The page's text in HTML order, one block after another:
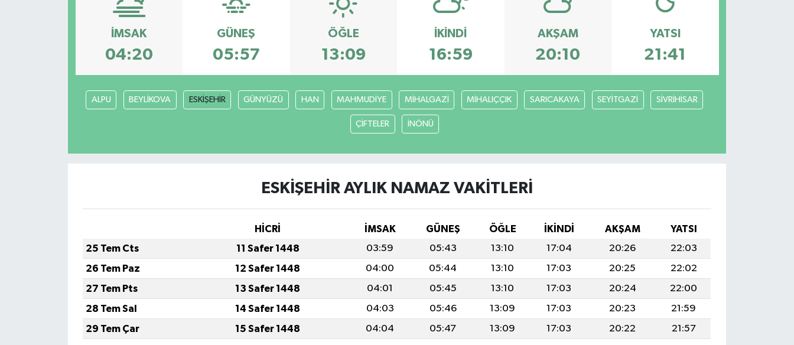
İMSAK
04:20
GÜNEŞ
05:57
ÖĞLE
13:09
İKINDI
16:59
AKŞAM
20:10
YATSI
21:41
ALPU BEYLİKOVA ESKİŞEHİR GÜNYÜZÜ HAN MAHMUDİYE MİHALGAZİ MİHALIÇÇIK SARICAKAYA SEYİTGAZİ SİVRİHİSAR
ÇİFTELER İNÖNÜ
ESKİŞEHİR AYLIK NAMAZ VAKITLERI
HİCRİ İMSAK GÜNEŞ ÖĞLE İKINDI AKŞAM
YATSI
25 Tem Cts
11 Safer 1448 03:59 05:43 13:10 17:04 20:26
22:03
26 Tem Paz
12 Safer 1448 04:00 05:44 13:10 17:03 20:25
22:02
27 Tem Pts
13 Safer 1448 04:01 05:45 13:10 17:03 20:24
22:00
28 Tem Sal
14 Safer 1448 04:03 05:46 13:09 17:03 20:23
21:59
29 Tem Çar
15 Safer 1448 04:04 05:47 13:09 17:03 20:22
21:57
KÜLTÜR - SANAT
ÖZEL HABER